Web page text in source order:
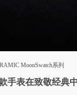
MoonSwatch系列
手表在致敬经典